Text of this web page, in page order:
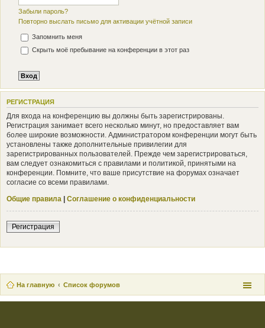
Забыли пароль?
Повторно выслать письмо для активации учётной записи
Запомнить меня
Скрыть моё пребывание на конференции в этот раз
РЕГИСТРАЦИЯ
Для входа на конференцию вы должны быть зарегистрированы.
Регистрация занимает всего несколько минут, но предоставляет вам
более широкие возможности. Администратором конференции могут быть
установлены также дополнительные привилегии для
зарегистрированных пользователей. Прежде чем зарегистрироваться,
вам следует ознакомиться с правилами и политикой, принятыми на
конференции. Помните, что ваше присутствие на форумах означает
согласие со всеми правилами.
Общие правила | Соглашение о конфиденциальности
Регистрация
На главную Список форумов